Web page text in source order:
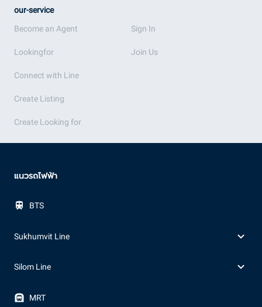
our-service
Become an Agent
Lookingfor
Connect with Line
Create Listing
Create Looking for
Sign In
Join Us
แนวรถไฟฟ้า
BTS
Sukhumvit Line
Silom Line
MRT